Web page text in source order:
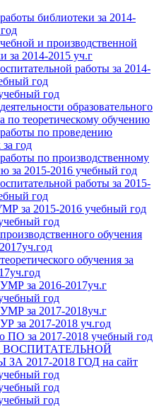
библиотеки за 2014-
и производственной
за 2014-2015 уч.г
работы за 2014-
год
год
образовательного
по теоретическому обучению
по проведению
год
по производственному
за 2015-2016 учебный год
работы за 2015-
год
за 2015-2016 учебный год
год
обучения
обучения за
за 2016-2017уч.г
год
за 2017-2018уч.г
за 2017-2018 уч.год
ПО за 2017-2018 учебный год
ВОСПИТАТЕЛЬНОЙ
2017-2018 ГОД на сайт
год
год
год